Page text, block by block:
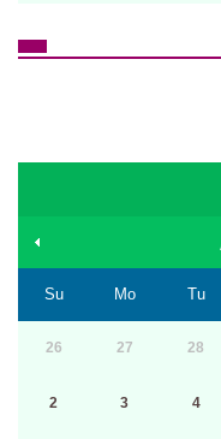
Su Mo Tu
26 27 28
2 3 4